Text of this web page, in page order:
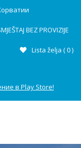
BEZ PROVIZIJE
Lista želja (0)
в Play Store!